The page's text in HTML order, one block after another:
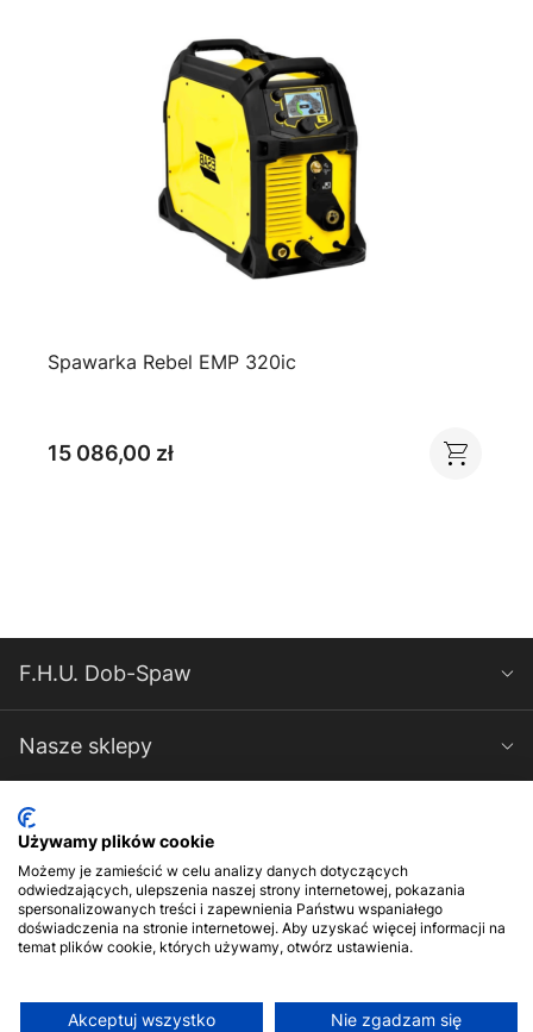
Spawarka Rebel EMP 320ic
15 086,00 zł
F.H.U. Dob-Spaw
Nasze sklepy
Spawarki-Magnum
Kontakt
Używamy plików cookie
Możemy je zamieścić w celu analizy danych dotyczących
odwiedzających, ulepszenia naszej strony internetowej, pokazania
spersonalizowanych treści i zapewnienia Państwu wspaniałego
doświadczenia na stronie internetowej. Aby uzyskać więcej informacji na
temat plików cookie, których używamy, otwórz ustawienia.
Akceptuj wszystko Nie zgadzam się